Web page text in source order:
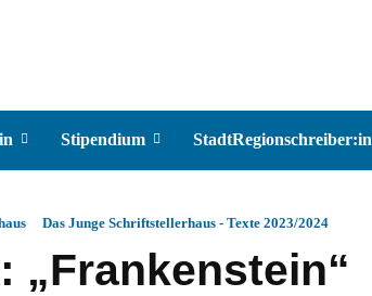
Stipendium StadtRegionschreiber:in
Das Junge Schriftstellerhaus - Texte 2023/2024
„Frankenstein“